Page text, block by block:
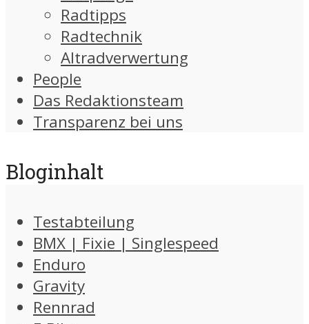
Radtipps
Radtechnik
Altradverwertung
People
Das Redaktionsteam
Transparenz bei uns
Bloginhalt
Testabteilung
BMX | Fixie | Singlespeed
Enduro
Gravity
Rennrad